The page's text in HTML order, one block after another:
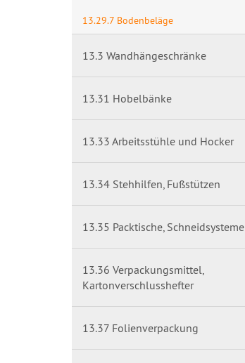
13.29.7 Bodenbeläge
13.3 Wandhängeschränke
13.31 Hobelbänke
13.33 Arbeitsstühle und Hocker
13.34 Stehhilfen, Fußstützen
13.35 Packtische, Schneidsysteme
13.36 Verpackungsmittel,
Kartonverschlusshefter
13.37 Folienverpackung